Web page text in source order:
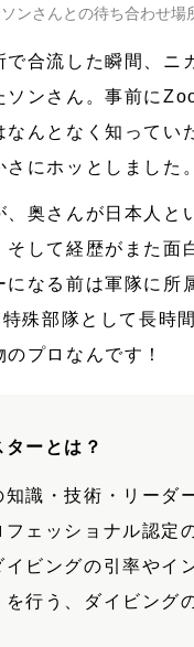
ソンさんとの待ち合わせ場
で合流した瞬間、ニ
ソンさん。事前に
なんとなく知ってい
にホッとしました。
、奥さんが日本人と
して経歴がまた面
になる前は軍隊に所
特殊部隊として長時
プロなんです！
ーとは？
知識・技術・リーダ
フェッショナル認定
イビングの引率やイ
を行う、ダイビング